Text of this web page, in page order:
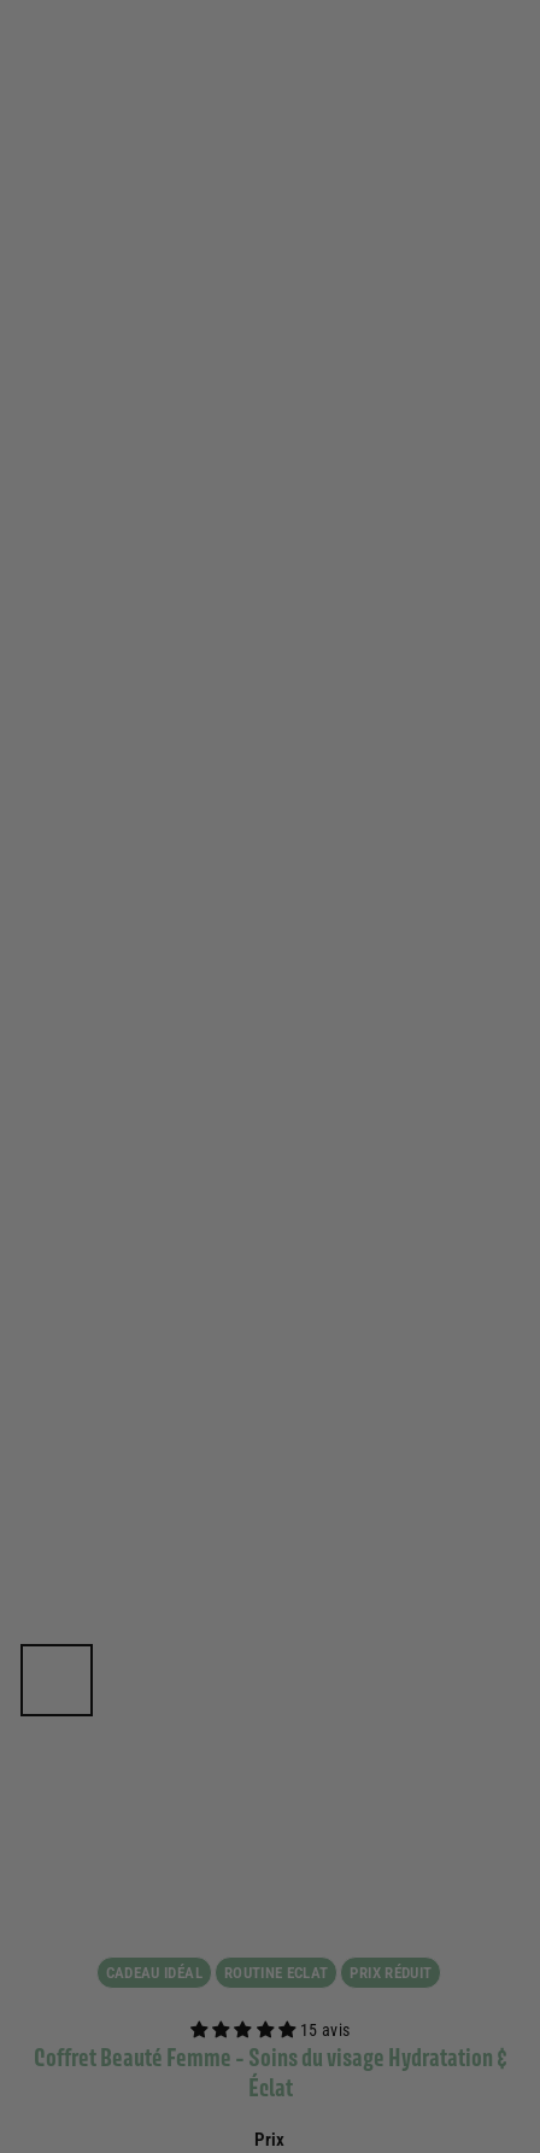
CADEAU IDÉAL ROUTINE ECLAT PRIX RÉDUIT
15 avis
Coffret Beauté Femme - Soins du visage Hydratation &
Éclat
Prix